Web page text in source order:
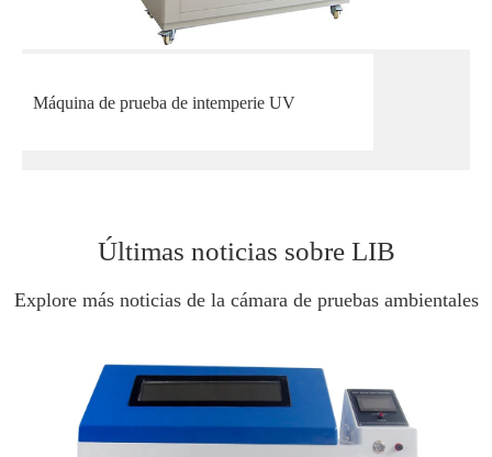
Máquina de prueba de intemperie UV
Últimas noticias sobre LIB
Explore más noticias de la cámara de pruebas ambientales